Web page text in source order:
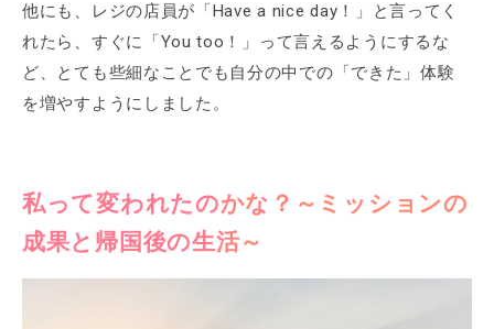
他にも、レジの店員が「Have a nice day！」と言ってく
れたら、すぐに「You too！」って言えるようにするな
ど、とても些細なことでも自分の中での「できた」体験
を増やすようにしました。
私って変われたのかな？～ミッションの
成果と帰国後の生活～